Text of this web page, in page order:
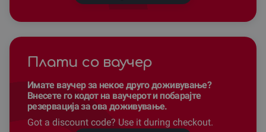
Плати со ваучер
Имате ваучер за некое друго доживување?
Внесете го кодот на ваучерот и побарајте
резервација за ова доживување.
Got a discount code? Use it during checkout.